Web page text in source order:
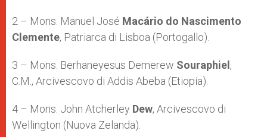
2 – Mons. Manuel José Macário do Nascimento
Clemente, Patriarca di Lisboa (Portogallo).
3 – Mons. Berhaneyesus Demerew Souraphiel ,
C.M., Arcivescovo di Addis Abeba (Etiopia).
4 – Mons. John Atcherley Dew, Arcivescovo di
Wellington (Nuova Zelanda).